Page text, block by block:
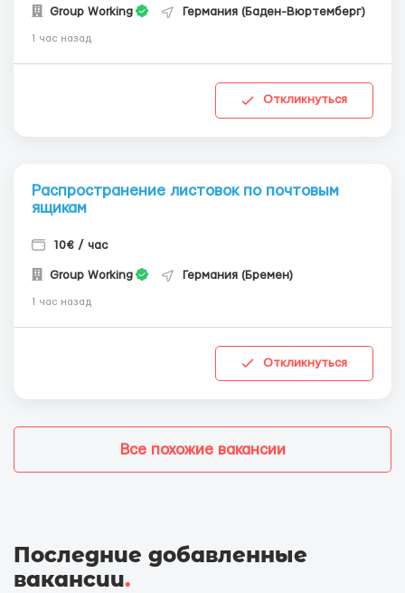
Group Working Германия (Баден-Вюртемберг)
1 час назад
Откликнуться
Распространение листовок по почтовым
ящикам
10€ / час
Group Working Германия (Бремен)
1 час назад
Откликнуться
Все похожие вакансии
Последние добавленные
вакансии.